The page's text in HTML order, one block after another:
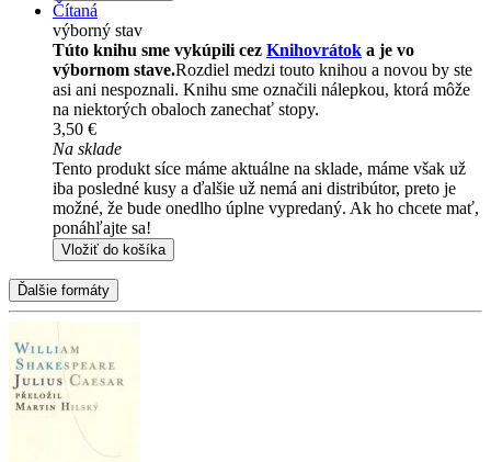
Čítaná
výborný stav
Túto knihu sme vykúpili cez Knihovrátok a je vo
výbornom stave.Rozdiel medzi touto knihou a novou by ste
asi ani nespoznali. Knihu sme označili nálepkou, ktorá môže
na niektorých obaloch zanechať stopy.
3,50 €
Na sklade
Tento produkt síce máme aktuálne na sklade, máme však už
iba posledné kusy a ďalšie už nemá ani distribútor, preto je
možné, že bude onedlho úplne vypredaný. Ak ho chcete mať,
ponáhľajte sa!
Vložiť do košíka
Ďalšie formáty